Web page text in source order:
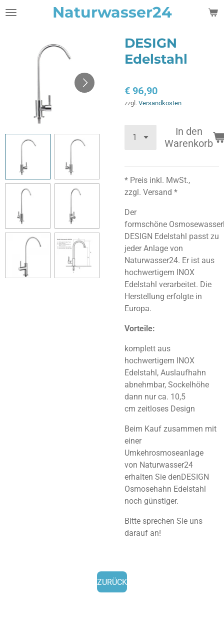
Zum
Naturwasser24
DESIGN
Edelstahl
€ 96,90
zzgl. Versandkosten
In den
Warenkorb
* Preis inkl. MwSt.,
zzgl. Versand *
Der
formschöne
DESIGN Edelstahl passt zu
jeder Anlage von
Naturwasser24. Er ist aus
hochwertigem INOX
Edelstahl verarbeitet. Die
Herstellung erfolgte in
Europa.
Vorteile:
komplett aus
hochwertigem INOX
Edelstahl, Auslaufhahn
abnehmbar, Sockelhöhe
dann nur ca. 10,5
cm zeitloses Design
Beim Kauf zusammen mit
einer
Umkehrosmoseanlage
von Naturwasser24
erhalten Sie denDESIGN
Osmosehahn Edelstahl
noch günstiger.
Bitte sprechen Sie uns
darauf an!
ZURÜCK